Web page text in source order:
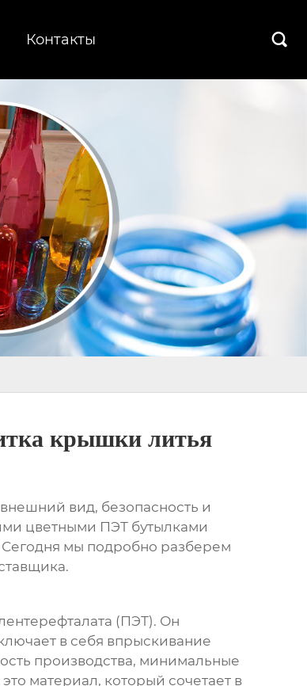
Контакты 
крышки литья
вид, безопасность и
цветными ПЭТ бутылками
Сегодня мы подробно разберем
(ПЭТ). Он
в себя впрыскивание
производства, минимальные
материал, который сочетает в